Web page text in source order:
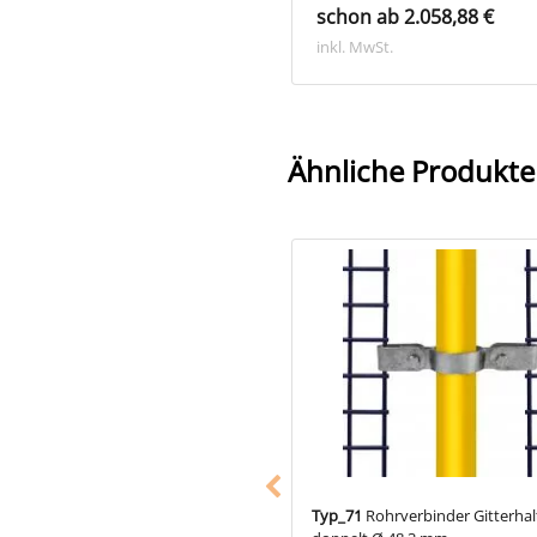
schon ab 2.058,88 €
inkl. MwSt.
Ähnliche Produkte
Typ_71 Rohrverbinder